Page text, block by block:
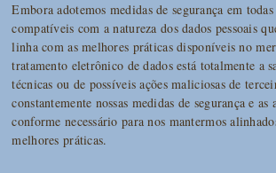
Embora adotemos medidas de segurança em todas
compatíveis com a natureza dos dados pessoais
linha com as melhores práticas disponíveis no
tratamento eletrônico de dados está totalmente a
técnicas ou de possíveis ações maliciosas de
constantemente nossas medidas de segurança e as
conforme necessário para nos mantermos
melhores práticas.